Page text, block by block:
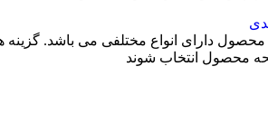
محصول دارای انواع مختلفی می باشد. گزینه
محصول انتخاب شوند